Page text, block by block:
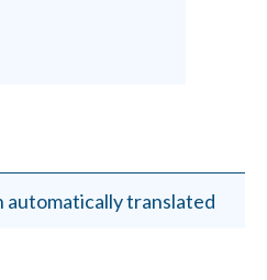
automatically translated